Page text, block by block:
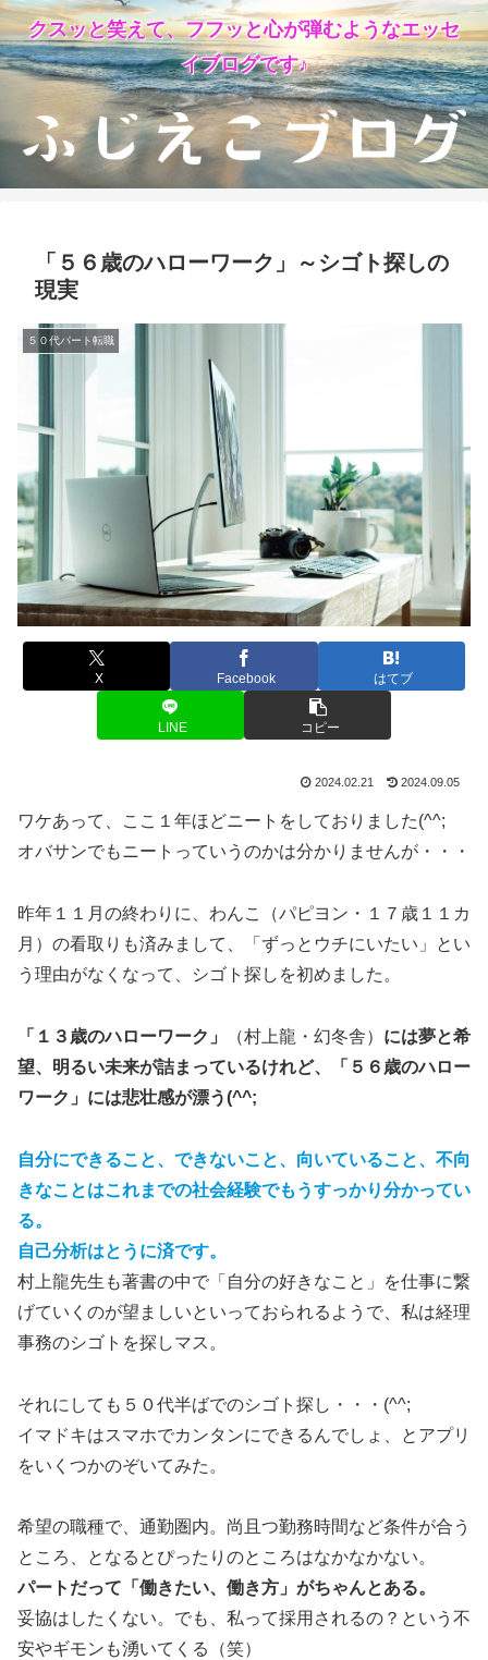
クスッと笑えて、フフッと心が弾むようなエッセ
イブログです♪
「５６歳のハローワーク」～シゴト探しの
現実
５０代パート転職
X Facebook はてブ
LINE コピー
2024.02.21 2024.09.05
ワケあって、ここ１年ほどニートをしておりました(^^;
オバサンでもニートっていうのかは分かりませんが・・・
昨年１１月の終わりに、わんこ（パピヨン・１７歳１１カ
月）の看取りも済みまして、「ずっとウチにいたい」とい
う理由がなくなって、シゴト探しを初めました。
「１３歳のハローワーク」 （村上龍・幻冬舎） には夢と希
望、明るい未来が詰まっているけれど、「５６歳のハロー
ワーク」には悲壮感が漂う(^^;
自分にできること、できないこと、向いていること、不向
きなことはこれまでの社会経験でもうすっかり分かってい
る。
自己分析はとうに済です。
村上龍先生も著書の中で「自分の好きなこと」を仕事に繋
げていくのが望ましいといっておられるようで、私は経理
事務のシゴトを探しマス。
それにしても５０代半ばでのシゴト探し・・・(^^;
イマドキはスマホでカンタンにできるんでしょ、とアプリ
をいくつかのぞいてみた。
希望の職種で、通勤圏内。尚且つ勤務時間など条件が合う
ところ、となるとぴったりのところはなかなかない。
パートだって「働きたい、働き方」がちゃんとある。
妥協はしたくない。でも、私って採用されるの？という不
安やギモンも湧いてくる（笑）